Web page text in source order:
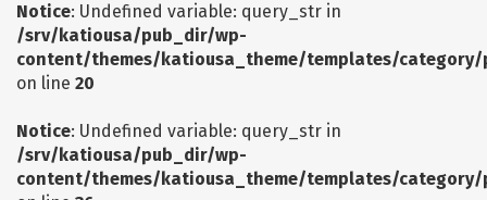
Notice: Undefined variable: query_str in
/srv/katiousa/pub_dir/wp-
content/themes/katiousa_theme/templates/
on line 20
Notice: Undefined variable: query_str in
/srv/katiousa/pub_dir/wp-
content/themes/katiousa_theme/templates/